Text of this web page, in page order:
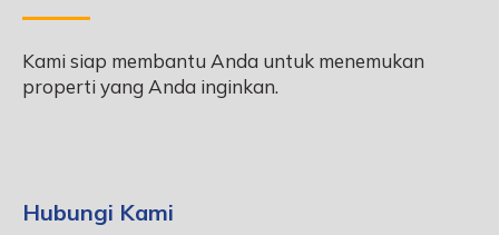
Kami siap membantu Anda untuk menemukan
properti yang Anda inginkan.
Hubungi Kami